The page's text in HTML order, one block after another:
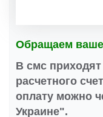
Обращаем
В смс
расчетного
оплату можно
Украине".